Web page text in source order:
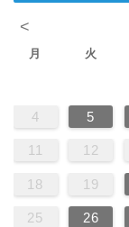
<
月 火
4 5
11 12
18 19
25 26